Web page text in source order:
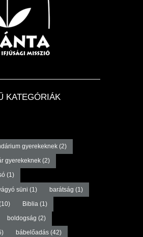
KATEGÓRIÁK
gyerekeknek(2)
gyerekeknek(2)
(1)
süni (1) barátság (1)
Biblia (1)
boldogság (2)
bábelőadás(42)